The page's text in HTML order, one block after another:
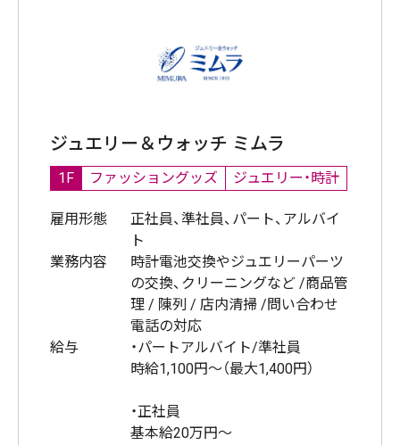
ジュエリー＆ウォッチ ミムラ
1F ファッショングッズ ジュエリー・時計
雇用形態
正社員、準社員、パート、アルバイ
ト
業務内容
時計電池交換やジュエリーパーツ
の交換、クリーニングなど /商品管
理 / 陳列 / 店内清掃 /問い合わせ
電話の対応
給与
・パートアルバイト/準社員
時給1,100円～（最大1,400円）
・正社員
基本給20万円～